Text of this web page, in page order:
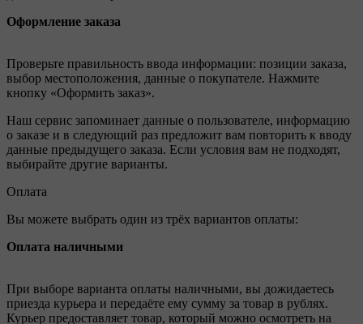
Оформление заказа
Проверьте правильность ввода информации: позиции заказа,
выбор местоположения, данные о покупателе. Нажмите
кнопку «Оформить заказ».
Наш сервис запоминает данные о пользователе, информацию
о заказе и в следующий раз предложит вам повторить к вводу
данные предыдущего заказа. Если условия вам не подходят,
выбирайте другие варианты.
Оплата
Вы можете выбрать один из трёх вариантов оплаты:
Оплата наличными
При выборе варианта оплаты наличными, вы дожидаетесь
приезда курьера и передаёте ему сумму за товар в рублях.
Курьер предоставляет товар, который можно осмотреть на